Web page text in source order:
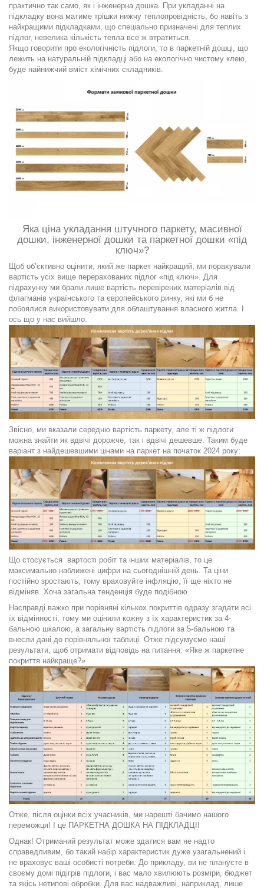
практично так само, як і інженерна дошка. При укладанні на
підкладку вона матиме трішки нижчу теплопровідність, бо навіть з
найкращими підкладками, що спеціально призначені для теплих
підлог, невелика кількість тепла все ж втратиться.
Якщо говорити про екологічність підлоги, то в паркетній дошці, що
лежить на натуральній підкладці або на екологічно чистому клею,
буде найнижчий вміст хімічних складників.
Яка ціна укладання штучного паркету, масивної
дошки, інженерної дошки та паркетної дошки «під
ключ»?
Щоб об’єктивно оцінити, який же паркет найкращий, ми порахували
вартість усіх вище перерахованих підлог «під ключ». Для
підрахунку ми брали лише вартість перевірених матеріалів від
флагманів українського та європейського ринку, які ми б не
побоялися використовувати для облаштування власного житла. І
ось що у нас вийшло:
Звісно, ми вказали середню вартість паркету, але ті ж підлоги
можна знайти як вдвічі дорожче, так і вдвічі дешевше. Таким буде
варіант з найдешевшими цінами на паркет на початок 2024 року:
Що стосується
вартості робіт та інших матеріалів, то це
максимально наближені цифри на сьогоднішній день. Та ціни
постійно зростають, тому враховуйте інфляцію, її ще ніхто не
відміняв. Хоча загальна тенденція буде подібною.
Насправді важко при порівняні кількох покриттів одразу згадати всі
їх відмінності, тому ми оцінили кожну з їх характеристик за 4-
бальною шкалою, а загальну вартість підлоги за 5-бальною та
внесли дані до порівняльної таблиці. Отже підсумуємо наші
результати, щоб отримати відповідь на питання: «Яке ж паркетне
покриття найкраще?»
Отже, після оцінки всіх учасників, ми нарешті бачимо нашого
переможця! І це ПАРКЕТНА ДОШКА НА ПІДКЛАДЦІ!
Однак! Отриманий результат може здатися вам не надто
справедливим, бо такий набір характеристик дуже узагальнений і
не враховує ваші особисті потреби. До прикладу, ви не плануєте в
своєму домі підігрів підлоги, і вас мало хвилюють розміри, бюджет
та якісь нетипові обробки. Для вас надважливі, наприклад, лише